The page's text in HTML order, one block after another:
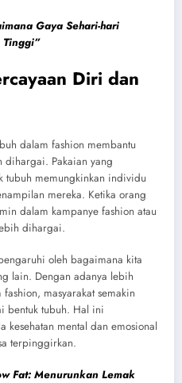
Gaya Sehari-hari
Diri dan
dalam fashion membantu
Pakaian yang
tubuh memungkinkan individu
mereka. Ketika orang
dalam kampanye fashion atau
dihargai.
oleh bagaimana kita
lain. Dengan adanya lebih
masyarakat semakin
bentuk tubuh. Hal ini
mental dan emosional
terpinggirkan.
Fat: Menurunkan Lemak